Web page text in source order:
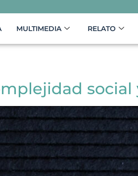
MULTIMEDIA RELATO
social